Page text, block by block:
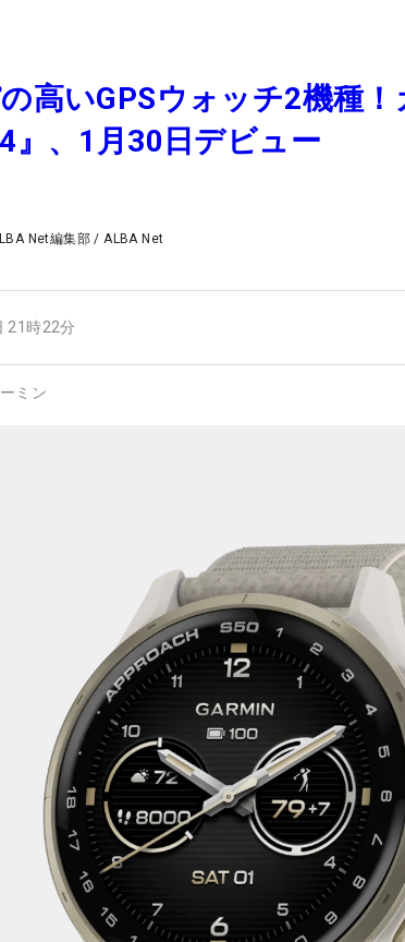
高いGPSウォッチ2機種
』、1月30日デビュー
Net編集部 /ALBA Net
21時22分
ミン